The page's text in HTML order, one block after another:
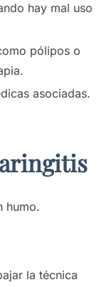
hay mal uso
pólipos o
asociadas.
humo.
la técnica